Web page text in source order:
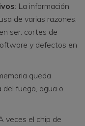
: La información
de varias razones.
ser: cortes de
y defectos en
queda
fuego, agua o
veces el chip de